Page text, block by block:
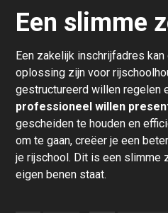
Een slimme
Een zakelijk inschrijfadres
oplossing zijn voor
gestructureerd willen regelen
professioneel willen
gescheiden te houden en
om te gaan, creëer je een
je rijschool. Dit is een slimme
eigen benen staat.